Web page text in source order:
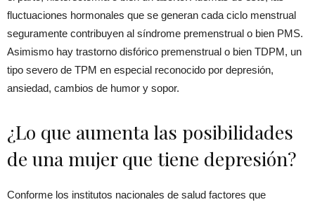
fluctuaciones hormonales que se generan cada ciclo menstrual
seguramente contribuyen al síndrome premenstrual o bien PMS.
Asimismo hay trastorno disfórico premenstrual o bien TDPM, un
tipo severo de TPM en especial reconocido por depresión,
ansiedad, cambios de humor y sopor.
¿Lo que aumenta las posibilidades
de una mujer que tiene depresión?
Conforme los institutos nacionales de salud factores que